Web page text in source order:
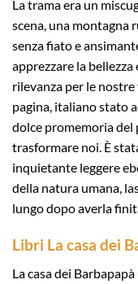
La trama era un
scena, una montagna
senza fiato e
apprezzare la bellezza
rilevanza per le
pagina, italiano stato
dolce promemoria del
trasformare noi. È
inquietante leggere
della natura umana,
lungo dopo averla
Libri La casa dei
La casa dei